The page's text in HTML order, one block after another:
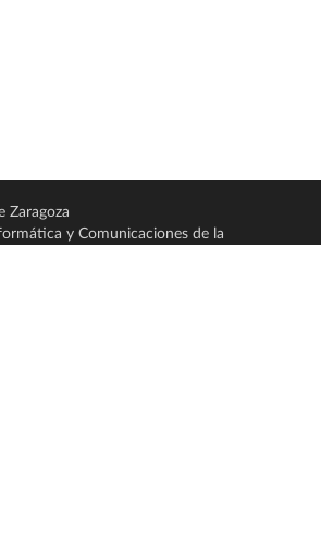
Zaragoza
y Comunicaciones de la